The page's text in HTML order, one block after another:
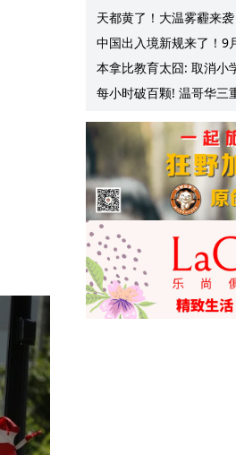
议会一项动议谈起
天都黄了！大温雾霾来
质量预警 最高可达35°C
中国出入境新规来了！9
中介迎来最强监管！
本拿比教育太囧: 取消小
Haini Xiao参选学务委员
每小时破百颗! 温哥华三
佳观赏地点提前收藏!